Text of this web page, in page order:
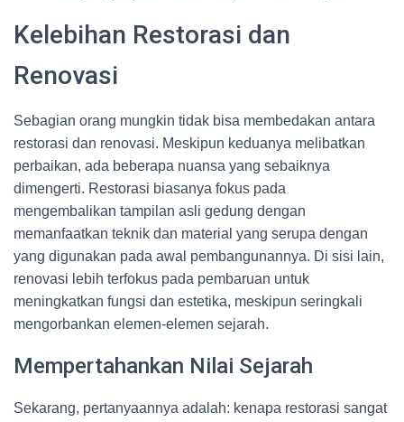
Kelebihan Restorasi dan
Renovasi
Sebagian orang mungkin tidak bisa membedakan antara
restorasi dan renovasi. Meskipun keduanya melibatkan
perbaikan, ada beberapa nuansa yang sebaiknya
dimengerti. Restorasi biasanya fokus pada
mengembalikan tampilan asli gedung dengan
memanfaatkan teknik dan material yang serupa dengan
yang digunakan pada awal pembangunannya. Di sisi lain,
renovasi lebih terfokus pada pembaruan untuk
meningkatkan fungsi dan estetika, meskipun seringkali
mengorbankan elemen-elemen sejarah.
Mempertahankan Nilai Sejarah
Sekarang, pertanyaannya adalah: kenapa restorasi sangat